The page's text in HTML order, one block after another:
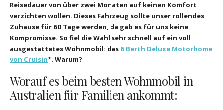
Reisedauer von über zwei Monaten auf keinen Komfort
verzichten wollen. Dieses Fahrzeug sollte unser rollendes
Zuhause für 60 Tage werden, da gab es für uns keine
Kompromisse. So fiel die Wahl sehr schnell auf ein voll
ausgestattetes Wohnmobil: das 6 Berth Deluxe Motorhome
von Cruisin*. Warum?
Worauf es beim besten Wohnmobil in
Australien für Familien ankommt: